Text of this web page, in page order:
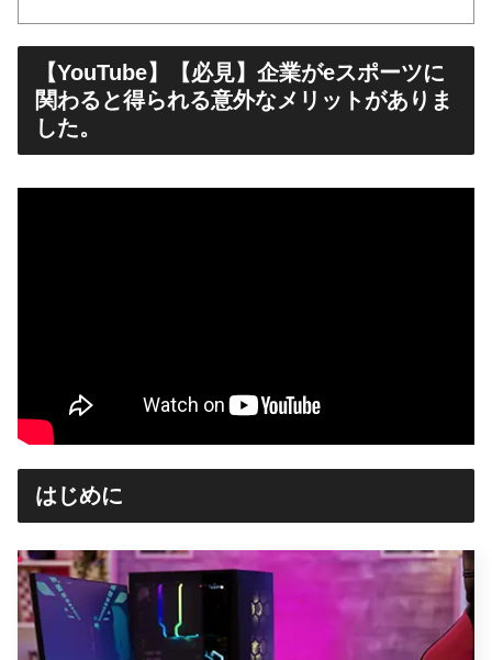
【YouTube】【必見】企業がeスポーツに
関わると得られる意外なメリットがありま
した。
はじめに